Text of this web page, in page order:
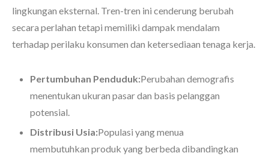
lingkungan eksternal. Tren-tren ini cenderung berubah
secara perlahan tetapi memiliki dampak mendalam
terhadap perilaku konsumen dan ketersediaan tenaga kerja.
Pertumbuhan Penduduk:Perubahan demografis
menentukan ukuran pasar dan basis pelanggan
potensial.
Distribusi Usia:Populasi yang menua
membutuhkan produk yang berbeda dibandingkan